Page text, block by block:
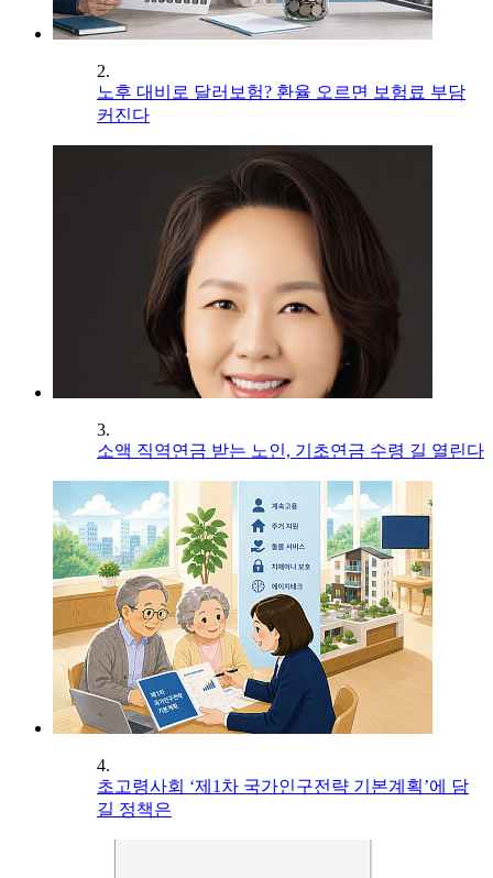
2.
노후 대비로 달러보험? 환율 오르면 보험료 부담
커진다
3.
소액 직역연금 받는 노인, 기초연금 수령 길 열린다
4.
초고령사회 ‘제1차 국가인구전략 기본계획’에 담
길 정책은